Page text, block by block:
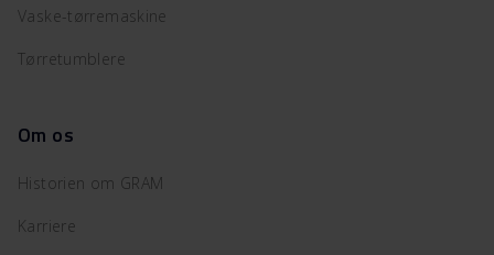
Vaske-tørremaskine
Tørretumblere
Om os
Historien om GRAM
Karriere